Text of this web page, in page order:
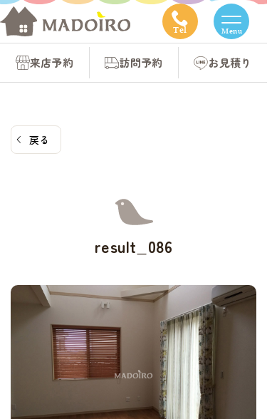
コ
ン
Tel Menu
来店予約 訪問予約 お見積り
戻る
result_086